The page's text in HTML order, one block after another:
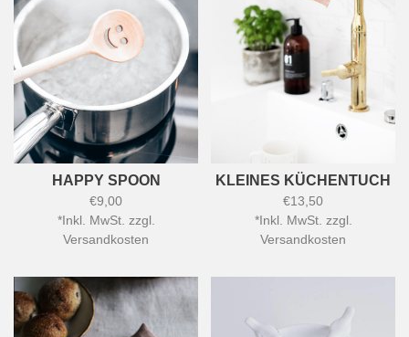
HAPPY SPOON
€9,00
*Inkl. MwSt. zzgl.
Versandkosten
KLEINES KÜCHENTUCH
€13,50
*Inkl. MwSt. zzgl.
Versandkosten